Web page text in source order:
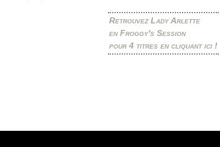
Retrouvez Lady Arlette
en Froggy's Session
pour 4 titres en cliquant ici !